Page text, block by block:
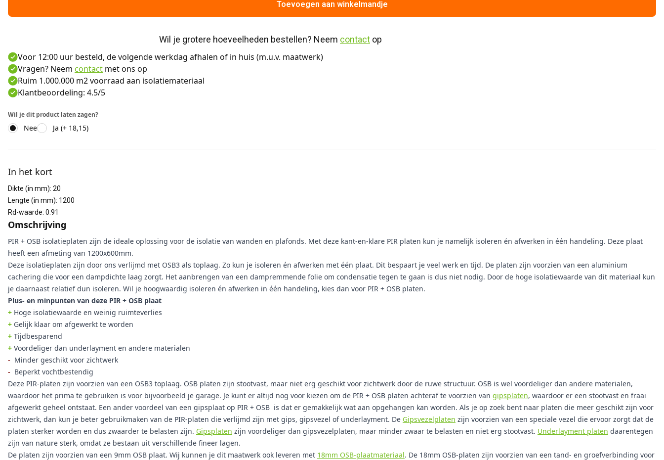
Toevoegen aan winkelmandje
Wil je grotere hoeveelheden bestellen? Neem contact op
Voor 12:00 uur besteld, de volgende werkdag afhalen of in huis (m.u.v. maatwerk)
Vragen? Neem contact met ons op
Ruim 1.000.000 m2 voorraad aan isolatiemateriaal
Klantbeoordeling: 4.5/5
Wil je dit product laten zagen?
Nee Ja (+ 18,15)
In het kort
Dikte (in mm): 20
Lengte (in mm): 1200
Rd-waarde: 0.91
Omschrijving
PIR + OSB isolatieplaten zijn de ideale oplossing voor de isolatie van wanden en plafonds. Met deze kant-en-klare PIR platen kun je namelijk isoleren én afwerken in één handeling. Deze plaat
heeft een afmeting van 1200x600mm.
Deze isolatieplaten zijn door ons verlijmd met OSB3 als toplaag. Zo kun je isoleren én afwerken met één plaat. Dit bespaart je veel werk en tijd. De platen zijn voorzien van een aluminium
cachering die voor een dampdichte laag zorgt. Het aanbrengen van een dampremmende folie om condensatie tegen te gaan is dus niet nodig. Door de hoge isolatiewaarde van dit materiaal kun
je daarnaast relatief dun isoleren. Wil je hoogwaardig isoleren én afwerken in één handeling, kies dan voor PIR + OSB platen.
Plus- en minpunten van deze PIR + OSB plaat
+ Hoge isolatiewaarde en weinig ruimteverlies
+ Gelijk klaar om afgewerkt te worden
+ Tijdbesparend
+ Voordeliger dan underlayment en andere materialen
- Minder geschikt voor zichtwerk
- Beperkt vochtbestendig
Deze PIR-platen zijn voorzien van een OSB3 toplaag. OSB platen zijn stootvast, maar niet erg geschikt voor zichtwerk door de ruwe structuur. OSB is wel voordeliger dan andere materialen,
waardoor het prima te gebruiken is voor bijvoorbeeld je garage. Je kunt er altijd nog voor kiezen om de PIR + OSB platen achteraf te voorzien van gipsplaten, waardoor er een stootvast en fraai
afgewerkt geheel ontstaat. Een ander voordeel van een gipsplaat op PIR + OSB is dat er gemakkelijk wat aan opgehangen kan worden. Als je op zoek bent naar platen die meer geschikt zijn voor
zichtwerk, dan kun je beter gebruikmaken van de PIR-platen die verlijmd zijn met gips, gipsvezel of underlayment. De Gipsvezelplaten zijn voorzien van een speciale vezel die ervoor zorgt dat de
platen sterker worden en dus zwaarder te belasten zijn. Gipsplaten zijn voordeliger dan gipsvezelplaten, maar minder zwaar te belasten en niet erg stootvast. Underlayment platen daarentegen
zijn van nature sterk, omdat ze bestaan uit verschillende fineer lagen.
De platen zijn voorzien van een 9mm OSB plaat. Wij kunnen je dit maatwerk ook leveren met 18mm OSB-plaatmateriaal. De 18mm OSB-platen zijn voorzien van een tand- en groefverbinding voor